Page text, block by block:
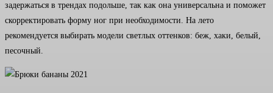
задержаться в трендах подольше, так как она универсальна и поможет
скорректировать форму ног при необходимости. На лето
рекомендуется выбирать модели светлых оттенков: беж, хаки, белый,
песочный.